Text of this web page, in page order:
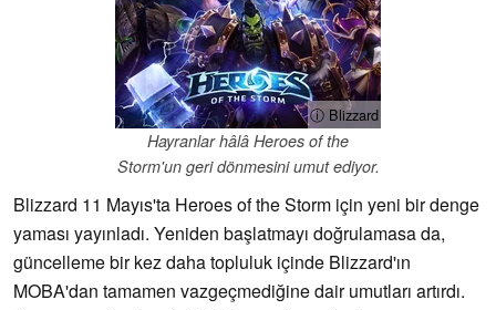
ⓘ Blizzard
Hayranlar hâlâ Heroes of the
Storm'un geri dönmesini umut ediyor.
Blizzard 11 Mayıs'ta Heroes of the Storm için yeni bir denge
yaması yayınladı. Yeniden başlatmayı doğrulamasa da,
güncelleme bir kez daha topluluk içinde Blizzard'ın
MOBA'dan tamamen vazgeçmediğine dair umutları artırdı.